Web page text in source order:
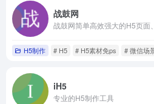
战鼓网
战鼓网简单高效强大的H5页面
H5制作 # H5 # H5素材免ps # 微信场
iH5
专业的H5制作工具